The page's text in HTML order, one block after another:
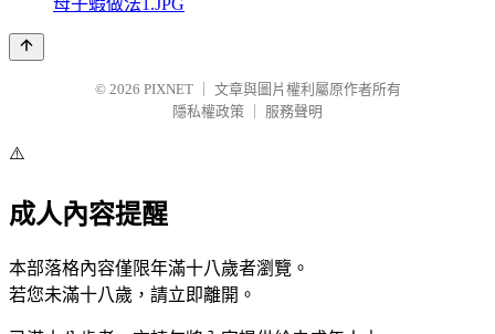
© 2026 PIXNET
文章與圖片權利屬原作者所有
隱私權政策
服務聲明
⚠️
成人內容提醒
本部落格內容僅限年滿十八歲者瀏覽。
若您未滿十八歲，請立即離開。